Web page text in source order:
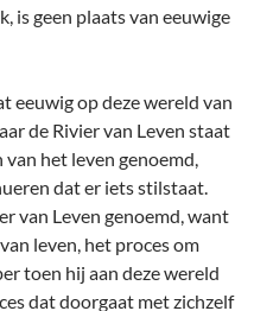
is geen plaats van eeuwige
eeuwig op deze wereld van
de Rivier van Leven staat
het leven genoemd,
dat er iets stilstaat.
van Leven genoemd, want
leven, het proces om
toen hij aan deze wereld
dat doorgaat met zichzelf